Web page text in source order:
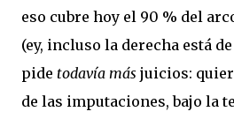
eso cubre hoy el 90 % del
(ey, incluso la derecha está
pide todavía más juicios:
de las imputaciones, bajo la